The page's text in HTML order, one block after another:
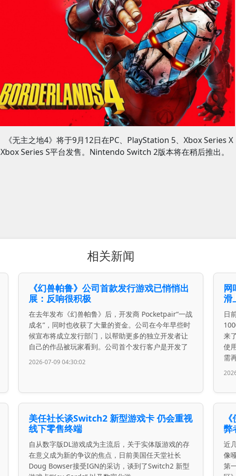
《无主之地4》将于9月12日在PC、PlayStation 5、Xbox Series X
Series S平台发售。Nintendo Switch 2版本将在稍后推出。
相关新闻
《幻兽帕鲁》公司首款发行游戏已悄悄出
展：反响很积极
在去年发布《幻兽帕鲁》后，开发商 Pocketpair“一战
成名”，同时也收获了大量的资金。公司在今年早些时
候宣布将成立发行部门，以帮助更多的独立开发者让
自己的作品被玩家看到。公司首个发行客户是开发了
2026-07-09 04:30:02
网
滑
日
来
使
需
美任社长谈Switch2 新型游戏卡 仍会重视
线下零售终端
自从数字版DL游戏成为主流后，关于实体版游戏的存
在意义成为新的争议的焦点，日前美国任天堂社长
Doug Bowser接受IGN的采访，谈到了Switch2 新型
弊
近
像
第